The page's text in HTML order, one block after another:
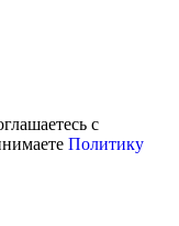
с
Политику